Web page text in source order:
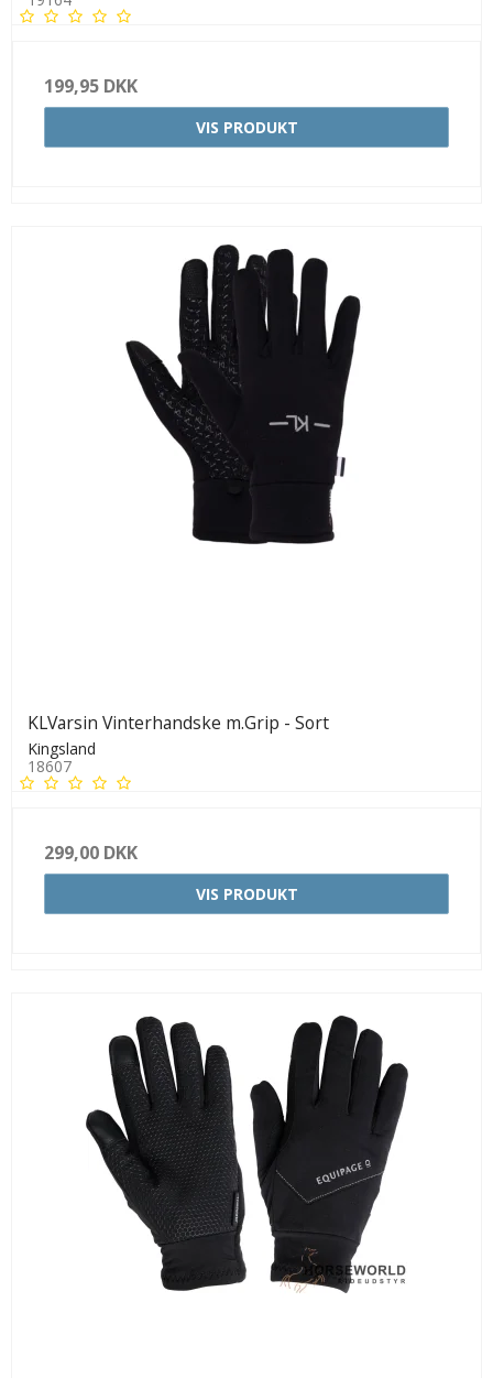
199,95 DKK
VIS PRODUKT
KLVarsin Vinterhandske m.Grip - Sort
Kingsland
18607
299,00 DKK
VIS PRODUKT